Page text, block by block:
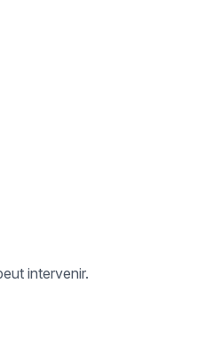
intervenir.